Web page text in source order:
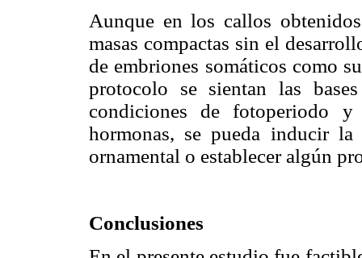
Aunque en los callos
masas compactas sin el
de embriones somáticos como
protocolo se sientan las
condiciones de fotoperiodo
hormonas, se pueda inducir la
ornamental o establecer algún
Conclusiones